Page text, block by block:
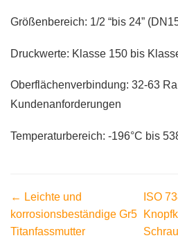
Größenbereich: 1/2 “bis 24”
Druckwerte: Klasse 150 bis
Oberflächenverbindung: 32-63
Kundenanforderungen
Temperaturbereich: -196°C bis
← Leichte und
korrosionsbeständige Gr5
Titanfassmutter
ISO